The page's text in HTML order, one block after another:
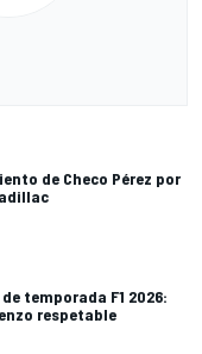
de Checo Pérez por
temporada F1 2026:
respetable